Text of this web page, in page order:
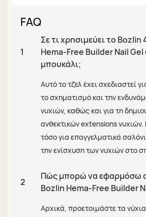
FAQ
1
Σε τι χρησιμεύει το
Hema-Free Builder Nail Gel
μπουκάλι;
Αυτό το τζελ έχει σχεδιαστεί
το σχηματισμό και την
νυχιών, καθώς και για τη
ανθεκτικών extensions νυχιών.
τόσο για επαγγελματικά
την ενίσχυση των νυχιών στο
2
Πώς μπορώ να εφαρμόσω
Bozlin Hema-Free Builder
Αρχικά, προετοιμάστε τα